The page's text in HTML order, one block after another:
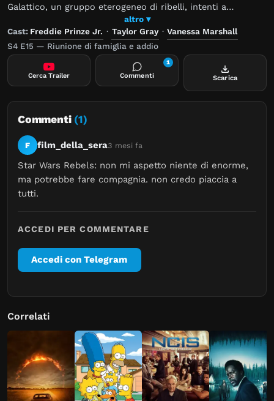
Galattico, un gruppo eterogeneo di ribelli, intenti a
sabotarlo, si unisce a bordo di un'astronave cargo di nome
Spettro, gettando le fondamenta della futura Alleanza
Ribelle.
altro ▾
Cast: Freddie Prinze Jr. · Taylor Gray· Vanessa Marshall
S4 E15 — Riunione di famiglia e addio
Cerca Trailer Commenti
1
Scarica
Commenti (1)
F film_della_sera3 mesi fa
Star Wars Rebels: non mi aspetto niente di enorme,
ma potrebbe fare compagnia. non credo piaccia a
tutti.
ACCEDI PER COMMENTARE
Accedi con Telegram
Correlati